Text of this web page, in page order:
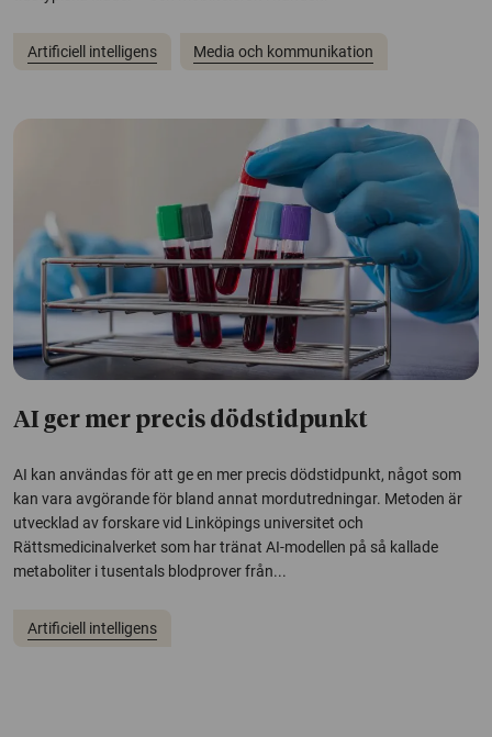
Artificiell intelligens Media och kommunikation
AI ger mer precis dödstidpunkt
AI kan användas för att ge en mer precis dödstidpunkt, något som
kan vara avgörande för bland annat mordutredningar. Metoden är
utvecklad av forskare vid Linköpings universitet och
Rättsmedicinalverket som har tränat AI-modellen på så kallade
metaboliter i tusentals blodprover från...
Artificiell intelligens